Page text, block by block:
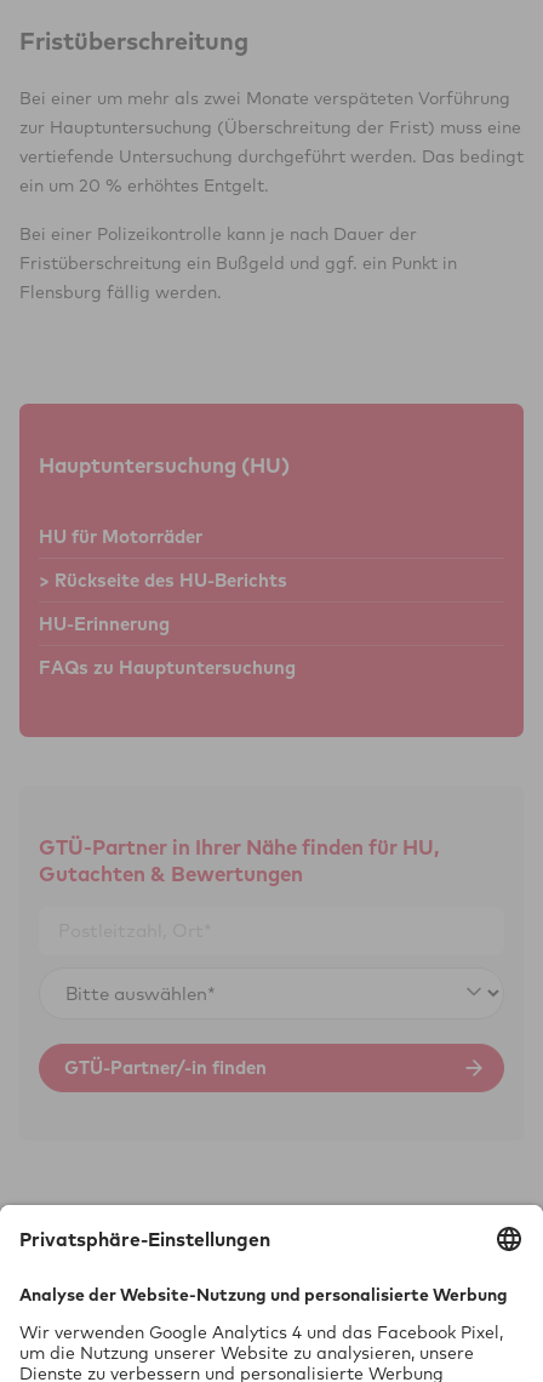
Fristüberschreitung
Bei einer um mehr als zwei Monate verspäteten Vorführung
zur Hauptuntersuchung (Überschreitung der Frist) muss eine
vertiefende Untersuchung durchgeführt werden. Das bedingt
ein um 20 % erhöhtes Entgelt.
Bei einer Polizeikontrolle kann je nach Dauer der
Fristüberschreitung ein Bußgeld und ggf. ein Punkt in
Flensburg fällig werden.
Hauptuntersuchung (HU)
HU für Motorräder
> Rückseite des HU-Berichts
HU-Erinnerung
FAQs zu Hauptuntersuchung
GTÜ-Partner in Ihrer Nähe finden für HU,
Gutachten & Bewertungen
GTÜ-Partner/-in finden
Technik braucht Sicher­heit.
GTÜ Gesell­schaft für Tech­ni­sche Über­wa­chung mbH